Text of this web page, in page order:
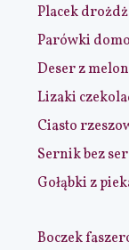
Placek
Parówki
Deser z
Lizaki
Ciasto
Sernik bez
Gołąbki z
Boczek